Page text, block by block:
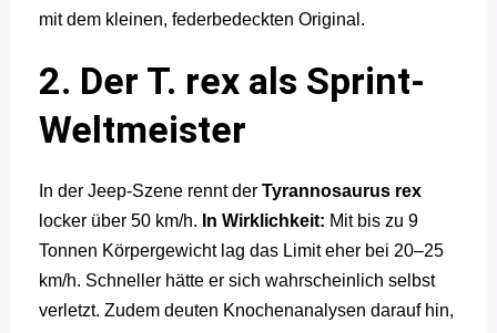
mit dem kleinen, federbedeckten Original.
2. Der T. rex als Sprint-
Weltmeister
In der Jeep-Szene rennt derTyrannosaurus rex
locker über 50 km/h. In Wirklichkeit: Mit bis zu 9
Tonnen Körpergewicht lag das Limit eher bei 20–25
km/h. Schneller hätte er sich wahrscheinlich selbst
verletzt. Zudem deuten Knochenanalysen darauf hin,